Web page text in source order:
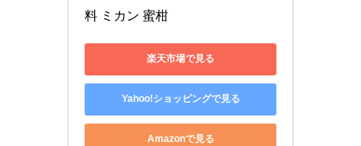
料 ミカン 蜜柑
楽天市場で見る
Yahoo!ショッピングで見る
Amazonで見る